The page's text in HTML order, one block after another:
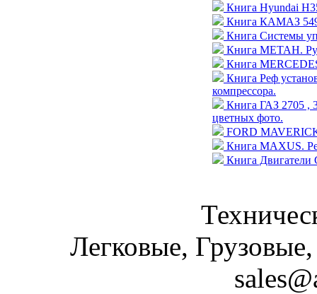
Книга Hyundai
Книга КАМАЗ
Книга Системы
Книга МЕТАН.
Книга
Книга Реф
компрессора.
Книга ГАЗ 2705 ,
цветных фото.
FORD
Книга MAXUS.
Книга Двигатели
Легковые,